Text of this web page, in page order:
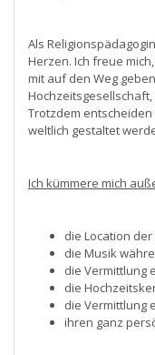
Als
Herzen. Ich freue
mit auf den Weg
Trotzdem
weltlich gestaltet
Ich kümmere mich
die Location
die Musik
die Vermittlung
die
die Vermittlung
ihren ganz